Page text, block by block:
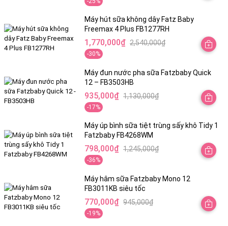
Tránh mở nắp máy khi đang hoạt động tiệt trùng bằng tia
UV-C để đảm bảo an toàn cho mắt và da.
Đặt máy ở vị trí khô ráo, tránh xa nơi có độ ẩm cao hoặc
ánh nắng trực tiếp.
Chỉ sử dụng sản phẩm theo hướng dẫn, không tự ý thay
đổi linh kiện hoặc dùng sai chức năng.
gốc
là:
3,850,000₫.
hiện
tại
là:
2,890,000₫.
Máy hút sữa không dây Fatz Baby
Freemax 4 Plus FB1277RH
2,540,000₫
Giá
gốc
là:
2,540,000₫.
1,770,000₫
Giá
hiện
tại
là:
1,770,000₫.
-30%
Máy đun nước pha sữa Fatzbaby Quick
12 – FB3503HB
1,130,000₫
Giá
gốc
là:
1,130,000₫.
935,000₫
Giá
hiện
tại
là:
935,000₫.
-17%
Máy úp bình sữa tiệt trùng sấy khô Tidy 1
Fatzbaby FB4268WM
1,245,000₫
Giá
gốc
là:
1,245,000₫.
798,000₫
Giá
hiện
tại
là:
798,000₫.
-36%
Máy hâm sữa Fatzbaby Mono 12
FB3011KB siêu tốc
945,000₫
Giá
gốc
770,000₫
Giá
hiện
-19%